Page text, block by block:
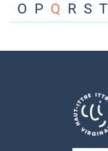
O P Q R S T